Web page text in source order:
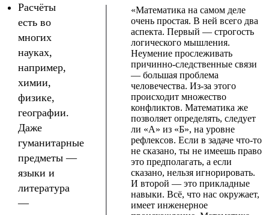
Расчёты
есть во
многих
науках,
например,
химии,
физике,
географии.
Даже
гуманитарные
предметы —
языки и
литература
—
«Математика на самом деле
очень простая. В ней всего два
аспекта. Первый — строгость
логического мышления.
Неумение прослеживать
причинно-следственные связи
— большая проблема
человечества. Из-за этого
происходит множество
конфликтов. Математика же
позволяет определять, следует
ли «А» из «Б», на уровне
рефлексов. Если в задаче что-то
не сказано, ты не имеешь право
это предполагать, а если
сказано, нельзя игнорировать.
И второй — это прикладные
навыки. Всё, что нас окружает,
имеет инженерное